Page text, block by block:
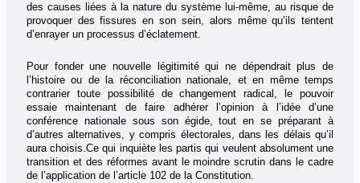
des causes liées à la nature du système lui-même, au risque de
provoquer des fissures en son sein, alors même qu’ils tentent
d’enrayer un processus d’éclatement.
Pour fonder une nouvelle légitimité qui ne dépendrait plus de
l’histoire ou de la réconciliation nationale, et en même temps
contrarier toute possibilité de changement radical, le pouvoir
essaie maintenant de faire adhérer l’opinion à l’idée d’une
conférence nationale sous son égide, tout en se préparant à
d’autres alternatives, y compris électorales, dans les délais qu’il
aura choisis.Ce qui inquiète les partis qui veulent absolument une
transition et des réformes avant le moindre scrutin dans le cadre
de l’application de l’article 102 de la Constitution.